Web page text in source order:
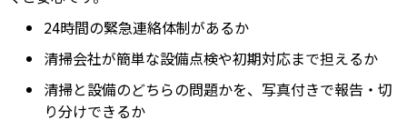
24時間の緊急連絡体制があるか
清掃会社が簡単な設備点検や初期対応まで担えるか
清掃と設備のどちらの問題かを、写真付きで報告・切
り分けできるか